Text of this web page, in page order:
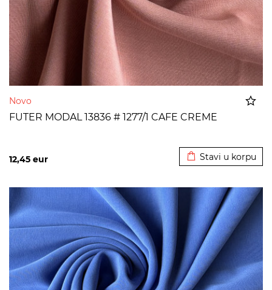
Novo
FUTER MODAL 13836 # 1277/1 CAFE CREME
12,45 eur Stavi u korpu